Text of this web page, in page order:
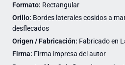
Formato: Rectangular
Orillo: Bordes laterales cosidos a
desflecados
Origen / Fabricación: Fabricado en
Firma: Firma impresa del autor